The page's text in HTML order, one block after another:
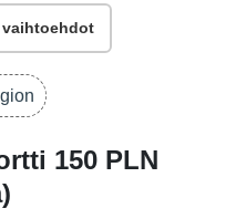
vaihtoehdot
150 PLN